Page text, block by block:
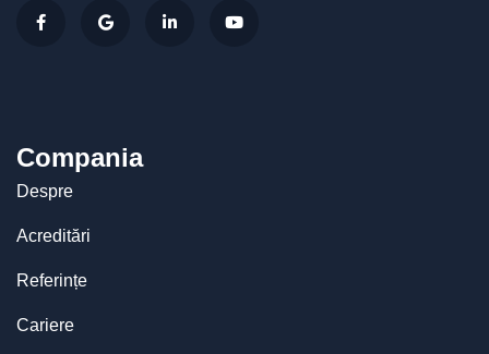
Compania
Despre
Acreditări
Referințe
Cariere